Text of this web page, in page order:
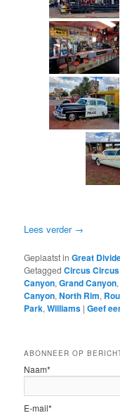
Lees verder →
Geplaatst in Great
Getagged Circus
Canyon,Grand Canyon,
Canyon,North Rim,
Park,Williams |Geef
ABONNEER OP
Naam*
E-mail*